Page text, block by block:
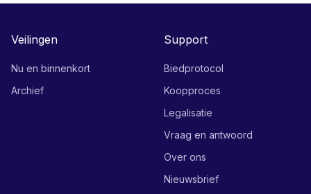
Veilingen
Nu en binnenkort
Archief
Support
Biedprotocol
Koopproces
Legalisatie
Vraag en antwoord
Over ons
Nieuwsbrief